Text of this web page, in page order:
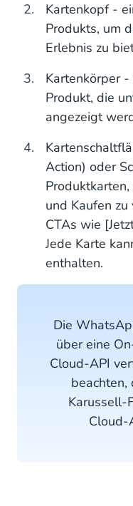
Kartenkopf -
Produkts, um
Erlebnis zu
Kartenkörper
Produkt, die
angezeigt
Action) oder
und Kaufen zu
CTAs wie
Jede Karte
enthalten.
Die
über eine
Cloud-API
Karussell-
Cloud-